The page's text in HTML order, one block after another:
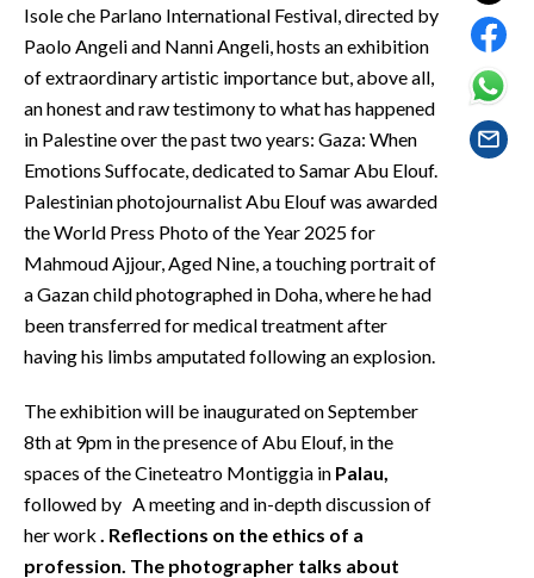
INFO AZIENDE
ABBONATI
NECROLOGI
PUBBLICITÀ
SPIAGGE
STORE
Isole che Parlano International Festival, directed by
Paolo Angeli and Nanni Angeli, hosts an exhibition
of extraordinary artistic importance but, above all,
an honest and raw testimony to what has happened
in Palestine over the past two years: Gaza: When
Emotions Suffocate, dedicated to Samar Abu Elouf.
Palestinian photojournalist Abu Elouf was awarded
the World Press Photo of the Year 2025 for
Mahmoud Ajjour, Aged Nine, a touching portrait of
a Gazan child photographed in Doha, where he had
been transferred for medical treatment after
having his limbs amputated following an explosion.
The exhibition will be inaugurated on September
8th at 9pm in the presence of Abu Elouf, in the
spaces of the Cineteatro Montiggia in Palau,
followed by A meeting and in-depth discussion of
her work
. Reflections on the ethics of a
profession. The photographer talks about